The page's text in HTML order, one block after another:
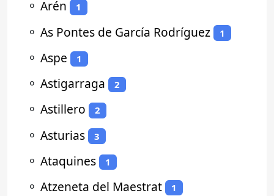
⚬ Arén 1
⚬ As Pontes de García Rodríguez 1
⚬ Aspe 1
⚬ Astigarraga 2
⚬ Astillero 2
⚬ Asturias 3
⚬ Ataquines 1
⚬ Atzeneta del Maestrat 1